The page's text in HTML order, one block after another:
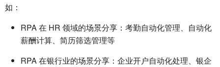
如：
RPA 在 HR 领域的场景分享：考勤自动化管理、自动化
薪酬计算、简历筛选管理等
RPA 在银行业的场景分享：企业开户自动化处理、银企